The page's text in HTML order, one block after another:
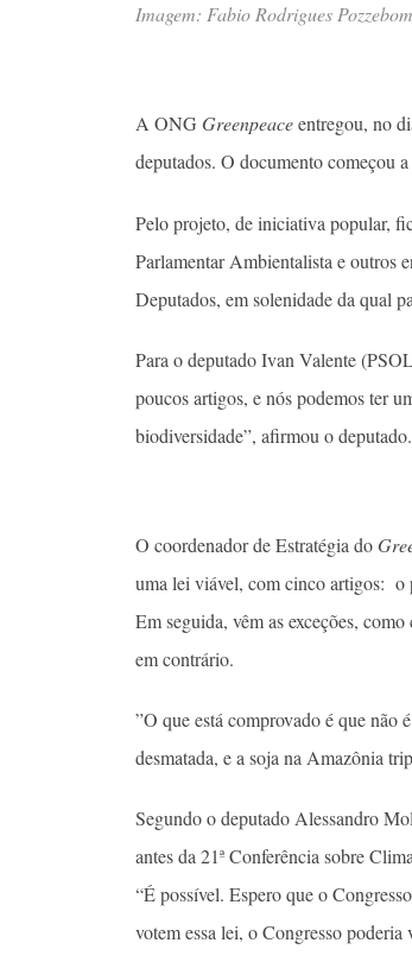
Imagem: Fabio Rodrigues
A ONG Greenpeaceentregou, no
deputados. O documento começou
Pelo projeto, de iniciativa popular,
Parlamentar Ambientalista e outros
Deputados, em solenidade da qual
Para o deputado Ivan Valente
poucos artigos, e nós podemos ter
biodiversidade”, afirmou o deputado.
O coordenador de Estratégia do
uma lei viável, com cinco artigos: o
Em seguida, vêm as exceções,
em contrário.
”O que está comprovado é que não
desmatada, e a soja na Amazônia
Segundo o deputado Alessandro
antes da 21ª Conferência sobre
“É possível. Espero que o
votem essa lei, o Congresso poderia